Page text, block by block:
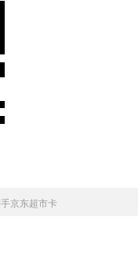
京东超市卡